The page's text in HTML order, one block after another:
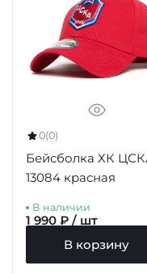
0(0)
Бейсболка ХК
13084 красная
В наличии
1 990 ₽ / шт
В корзину